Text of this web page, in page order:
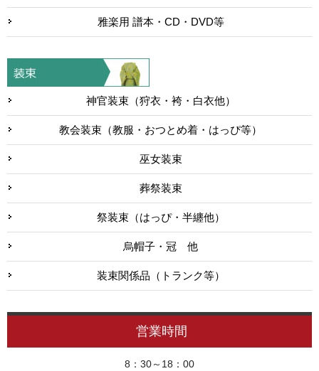
雅楽用 譜本・CD・DVD等
神官装束（狩衣・袴・白衣他）
教会装束（教服・おつとめ着・はっぴ等）
巫女装束
葬祭装束
祭装束（はっぴ・半纏他）
烏帽子・冠 他
装束関係品（トランク等）
営業時間
8：30～18：00